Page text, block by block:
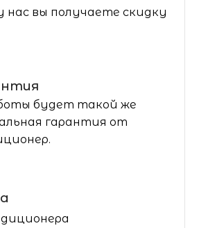
нас вы получаете скидку
будет такой же
гарантия от